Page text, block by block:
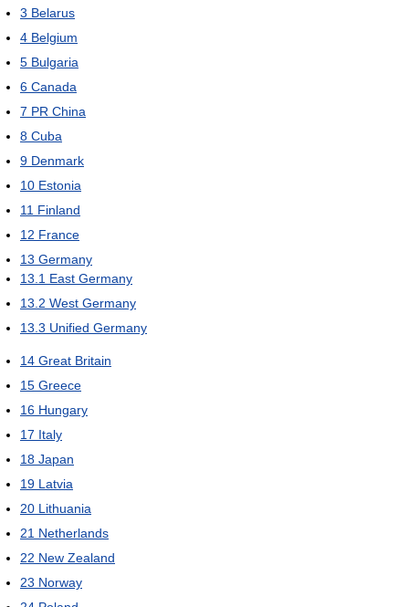
3 Belarus
4 Belgium
5 Bulgaria
6 Canada
7 PR China
8 Cuba
9 Denmark
10 Estonia
11 Finland
12 France
13 Germany
13.1 East Germany
13.2 West Germany
13.3 Unified Germany
14 Great Britain
15 Greece
16 Hungary
17 Italy
18 Japan
19 Latvia
20 Lithuania
21 Netherlands
22 New Zealand
23 Norway